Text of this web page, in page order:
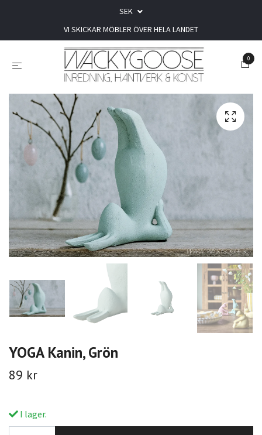
SEK
VI SKICKAR MÖBLER ÖVER HELA LANDET
0
YOGA Kanin, Grön
89 kr
I lager.